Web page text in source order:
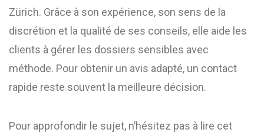
Zürich. Grâce à son expérience, son sens de la
discrétion et la qualité de ses conseils, elle aide les
clients à gérer les dossiers sensibles avec
méthode. Pour obtenir un avis adapté, un contact
rapide reste souvent la meilleure décision.
Pour approfondir le sujet, n’hésitez pas à lire cet